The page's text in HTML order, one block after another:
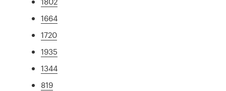
1664
1720
1935
1344
819